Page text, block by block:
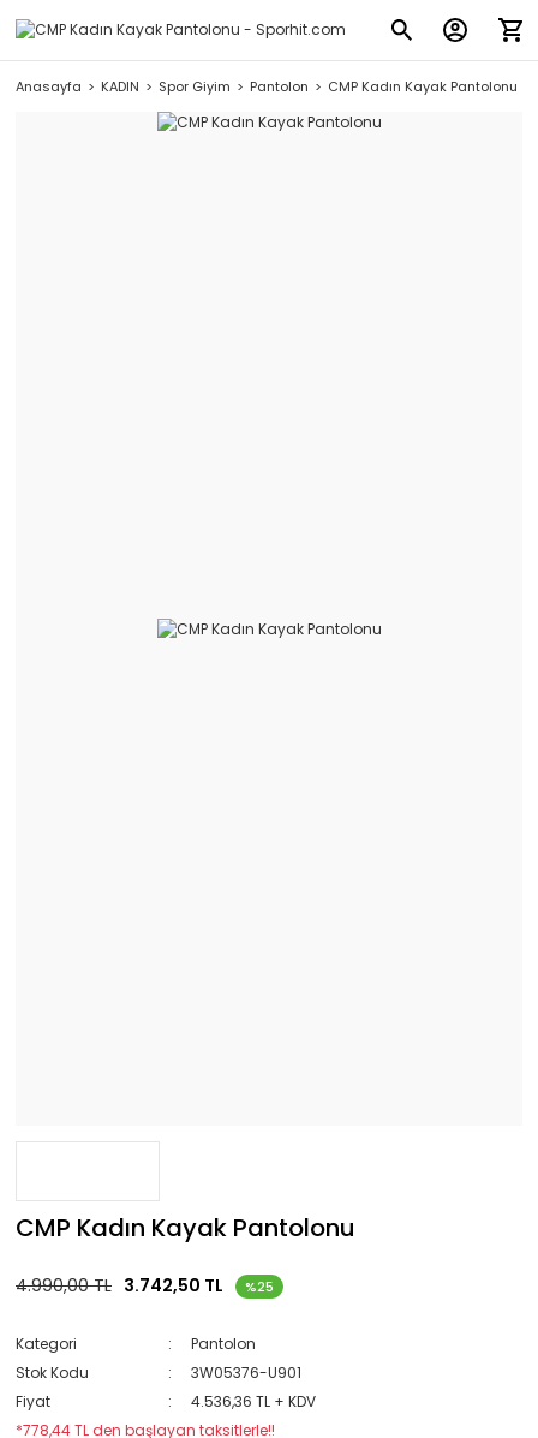
Anasayfa KADIN Spor Giyim Pantolon CMP Kadın Kayak Pantolonu
CMP Kadın Kayak Pantolonu
4.990,00 TL 3.742,50 TL %25
Kategori
Pantolon
Stok Kodu
3W05376-U901
Fiyat
4.536,36 TL + KDV
*778,44 TL den başlayan taksitlerle!!